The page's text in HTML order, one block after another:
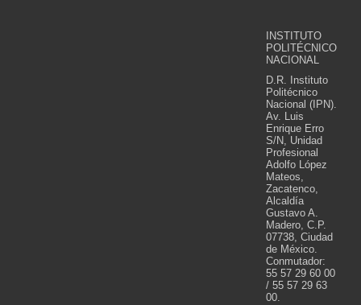
INSTITUTO
POLITÉCNICO
NACIONAL
D.R. Instituto
Politécnico
Nacional (IPN).
Av. Luis
Enrique Erro
S/N, Unidad
Profesional
Adolfo López
Mateos,
Zacatenco,
Alcaldía
Gustavo A.
Madero, C.P.
07738, Ciudad
de México.
Conmutador:
55 57 29 60 00
/ 55 57 29 63
00.